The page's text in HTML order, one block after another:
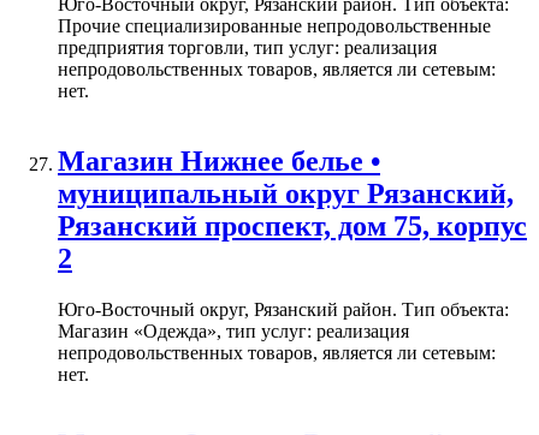
Юго-Восточный округ, Рязанский район. Тип объекта:
Прочие специализированные непродовольственные
предприятия торговли, тип услуг: реализация
непродовольственных товаров, является ли сетевым:
нет.
Магазин Нижнее белье •
муниципальный округ Рязанский,
Рязанский проспект, дом 75, корпус
2
Юго-Восточный округ, Рязанский район. Тип объекта:
Магазин «Одежда», тип услуг: реализация
непродовольственных товаров, является ли сетевым:
нет.